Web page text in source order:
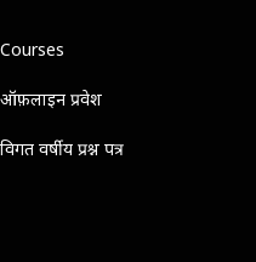
Courses
ऑफ़लाइन प्रवेश
विगत वर्षीय प्रश्न पत्र